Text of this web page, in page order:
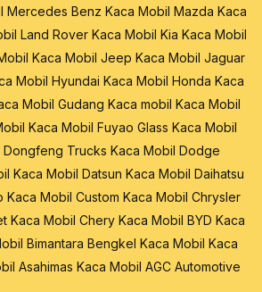
Mercedes Benz Kaca Mobil Mazda Kaca
Land Rover Kaca Mobil Kia Kaca Mobil
Kaca Mobil Jeep Kaca Mobil Jaguar
Mobil Hyundai Kaca Mobil Honda Kaca
Mobil Gudang Kaca mobil Kaca Mobil
Kaca Mobil Fuyao Glass Kaca Mobil
Dongfeng Trucks Kaca Mobil Dodge
Kaca Mobil Datsun Kaca Mobil Daihatsu
Kaca Mobil Custom Kaca Mobil Chrysler
Kaca Mobil Chery Kaca Mobil BYD Kaca
Bimantara Bengkel Kaca Mobil Kaca
Asahimas Kaca Mobil AGC Automotive